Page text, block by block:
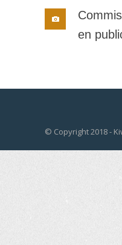
en
© Copyright 2018 -